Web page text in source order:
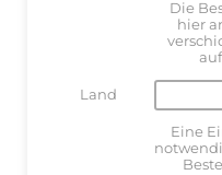
Die
hier
Land
Eine